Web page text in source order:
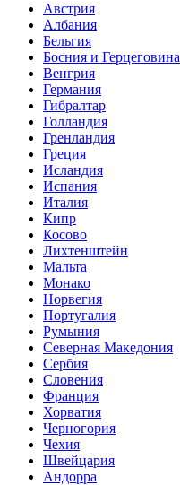
Австрия
Албания
Бельгия
Босния и Герцеговина
Венгрия
Германия
Гибралтар
Голландия
Гренландия
Греция
Исландия
Испания
Италия
Кипр
Косово
Лихтенштейн
Мальта
Монако
Норвегия
Португалия
Румыния
Северная Македония
Сербия
Словения
Франция
Хорватия
Черногория
Чехия
Швейцария
Андорра